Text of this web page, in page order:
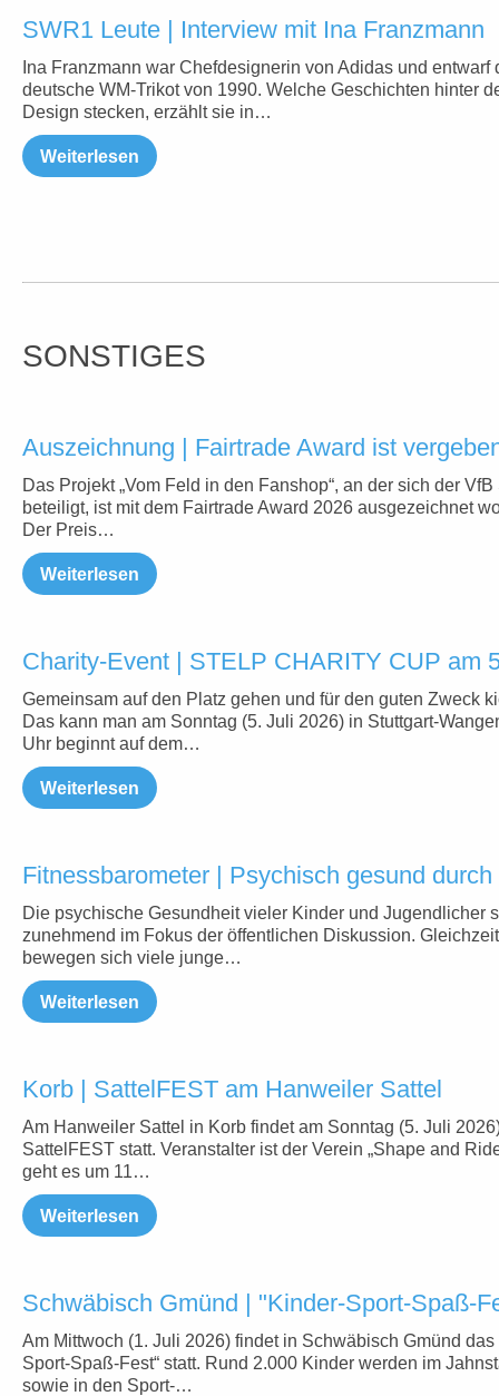
SWR1 Leute | Interview mit Ina Franzmann
Ina Franzmann war Chefdesignerin von Adidas und entwarf
deutsche WM-Trikot von 1990. Welche Geschichten hinter
Design stecken, erzählt sie in…
Weiterlesen
SONSTIGES
Auszeichnung | Fairtrade Award ist
Das Projekt „Vom Feld in den Fanshop“, an der sich der VfB
beteiligt, ist mit dem Fairtrade Award 2026 ausgezeichnet
Der Preis…
Weiterlesen
Charity-Event | STELP CHARITY CUP am
Gemeinsam auf den Platz gehen und für den guten Zweck
Das kann man am Sonntag (5. Juli 2026) in Stuttgart-
Uhr beginnt auf dem…
Weiterlesen
Fitnessbarometer | Psychisch gesund
Die psychische Gesundheit vieler Kinder und Jugendlicher
zunehmend im Fokus der öffentlichen Diskussion.
bewegen sich viele junge…
Weiterlesen
Korb | SattelFEST am Hanweiler Sattel
Am Hanweiler Sattel in Korb findet am Sonntag (5. Juli
SattelFEST statt. Veranstalter ist der Verein „Shape and
geht es um 11…
Weiterlesen
Schwäbisch Gmünd | "Kinder-Sport-Spaß-
Am Mittwoch (1. Juli 2026) findet in Schwäbisch Gmünd das
Sport-Spaß-Fest“ statt. Rund 2.000 Kinder werden im
sowie in den Sport-…